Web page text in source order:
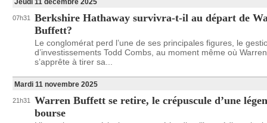
Jeudi 11 décembre 2025
07h31
Berkshire Hathaway survivra-t-il au départ de
Buffett?
Le conglomérat perd l’une de ses principales figures, le
d’investissements Todd Combs, au moment même où
s’apprête à tirer sa...
Mardi 11 novembre 2025
21h31
Warren Buffett se retire, le crépuscule d’une
bourse